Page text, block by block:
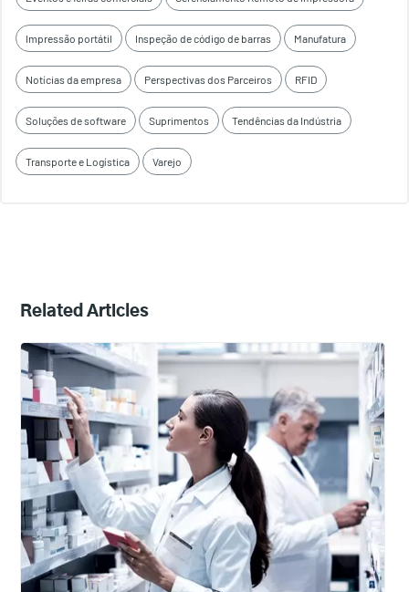
Impressão portátil Inspeção de código de barras Manufatura
Notícias da empresa Perspectivas dos Parceiros RFID
Soluções de software Suprimentos Tendências da Indústria
Transporte e Logística Varejo
Related Articles